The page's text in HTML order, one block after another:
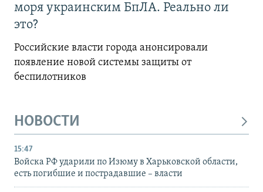
моря украинским БпЛА. Реально ли
это?
Российские власти города анонсировали
появление новой системы защиты от
беспилотников
НОВОСТИ
15:47
Войска РФ ударили по Изюму в Харьковской области,
есть погибшие и пострадавшие – власти